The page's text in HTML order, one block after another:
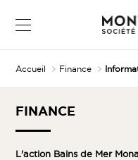
Accueil Finance
FINANCE
L'action Bains de Mer